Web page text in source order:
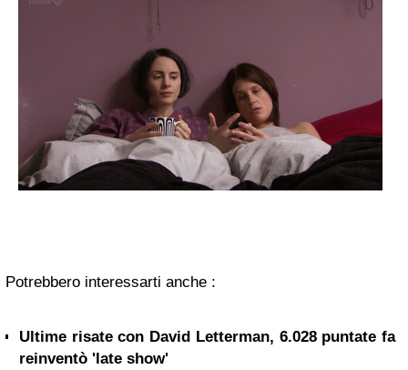
Potrebbero interessarti anche :
Ultime risate con David Letterman, 6.028 puntate fa
reinventò 'late show'